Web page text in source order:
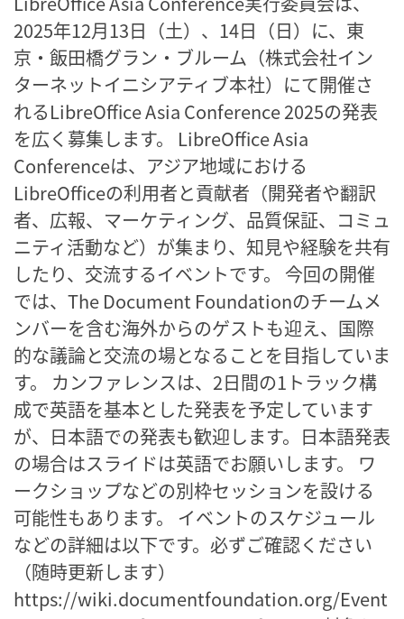
2025年12月13日（土）、14日（日）に、東
京・飯田橋グラン・ブルーム（株式会社イン
ターネットイニシアティブ本社）にて開催さ
れるLibreOffice Asia Conference 2025の発表
を広く募集します。 LibreOffice Asia
Conferenceは、アジア地域における
LibreOfficeの利用者と貢献者（開発者や翻訳
者、広報、マーケティング、品質保証、コミュ
ニティ活動など）が集まり、知見や経験を共有
したり、交流するイベントです。 今回の開催
では、The Document Foundationのチームメ
ンバーを含む海外からのゲストも迎え、国際
的な議論と交流の場となることを目指していま
す。 カンファレンスは、2日間の1トラック構
成で英語を基本とした発表を予定しています
が、日本語での発表も歓迎します。日本語発表
の場合はスライドは英語でお願いします。 ワ
ークショップなどの別枠セッションを設ける
可能性もあります。 イベントのスケジュール
などの詳細は以下です。必ずご確認ください
（随時更新します）
https://wiki.documentfoundation.org/Event